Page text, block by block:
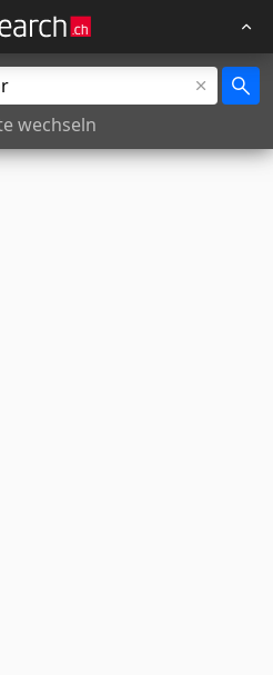
wechseln